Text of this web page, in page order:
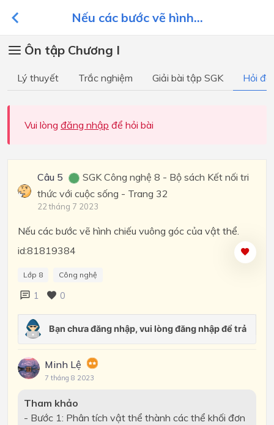
Nếu các bước vẽ hình...
Ôn tập Chương I
Lý thuyết Trắc nghiệm Giải bài tập SGK Hỏi
Vui lòng đăng nhập để hỏi bài
Câu 5
SGK Công nghệ 8 - Bộ sách Kết nối tri
thức với cuộc sống - Trang 32
22 tháng 7 2023
Nếu các bước vẽ hình chiếu vuông góc của vật thể.
id:81819384
Lớp 8 Công nghệ
1 0
Minh Lệ
7 tháng 8 2023
Tham khảo
- Bước 1: Phân tích vật thể thành các thể khối đơn